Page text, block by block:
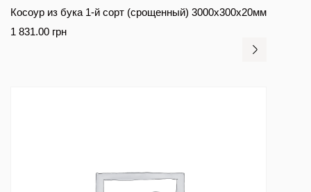
Косоур из бука 1-й сорт (срощенный) 3000x300x20мм
1 831.00 грн